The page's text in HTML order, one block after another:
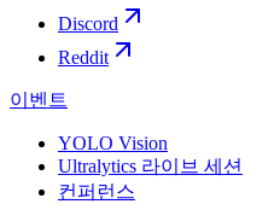
Discord
Reddit
이벤트
YOLO Vision
Ultralytics 라이브 세션
컨퍼런스